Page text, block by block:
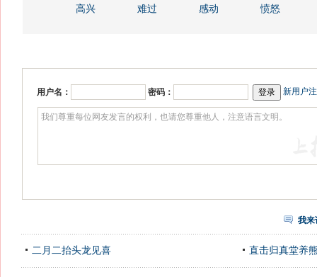
高兴 难过 感动 愤怒
用户名： 密码： 新用户
我来
二月二抬头龙见喜 直击归真堂养